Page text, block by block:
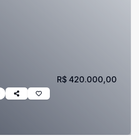
R$ 420.000,00